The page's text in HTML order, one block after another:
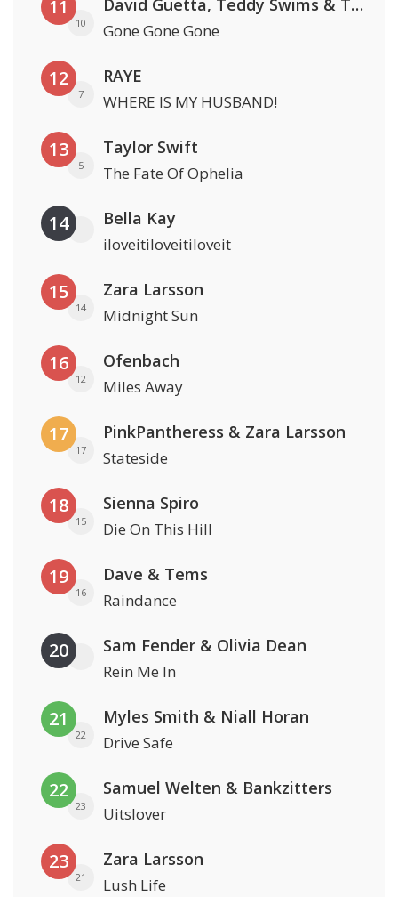
11
10
David Guetta, Teddy Swims & Tones And I
Gone Gone Gone
12
7
RAYE
WHERE IS MY HUSBAND!
13
5
Taylor Swift
The Fate Of Ophelia
14 Bella Kay
iloveitiloveitiloveit
15
14
Zara Larsson
Midnight Sun
16
12
Ofenbach
Miles Away
17
17
PinkPantheress & Zara Larsson
Stateside
18
15
Sienna Spiro
Die On This Hill
19
16
Dave & Tems
Raindance
20 Sam Fender & Olivia Dean
Rein Me In
21
22
Myles Smith & Niall Horan
Drive Safe
22
23
Samuel Welten & Bankzitters
Uitslover
23
21
Zara Larsson
Lush Life